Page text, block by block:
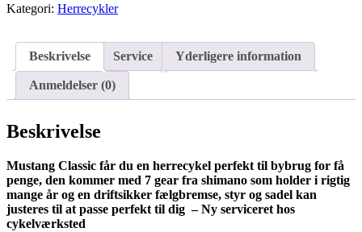
Kategori: Herrecykler
Beskrivelse Service Yderligere information
Anmeldelser (0)
Beskrivelse
Mustang Classic får du en herrecykel perfekt til bybrug for få
penge, den kommer med 7 gear fra shimano som holder i rigtig
mange år og en driftsikker fælgbremse, styr og sadel kan
justeres til at passe perfekt til dig – Ny serviceret hos
cykelværksted